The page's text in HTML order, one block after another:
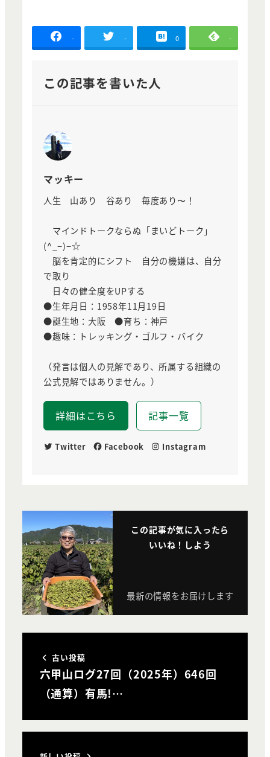
- - 0 -
この記事を書いた人
マッキー
人生 山あり 谷あり 毎度あり〜！
マインドトークならぬ「まいどトーク」
(^_−)−☆
脳を肯定的にシフト 自分の機嫌は、自分
で取り
日々の健全度をUPする
●生年月日：1958年11月19日
●誕生地：大阪 ●育ち：神戸
●趣味：トレッキング・ゴルフ・バイク
（発言は個人の見解であり、所属する組織の
公式見解ではありません。）
詳細はこちら 記事一覧
Twitter Facebook Instagram
この記事が気に入ったら
いいね！しよう
最新の情報をお届けします
古い投稿
六甲山ログ27回（2025年）646回
（通算）有馬!…